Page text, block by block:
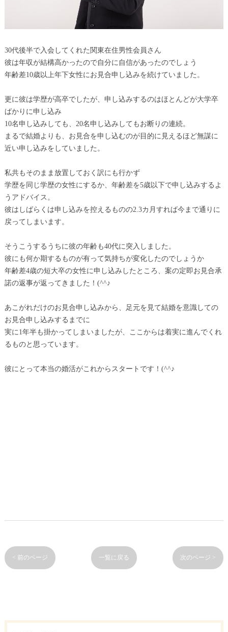
30代後半で入会してくれた関東在住男性会員さん
彼は年収が結構高かったので自分に自信があったのでしょう
年齢差10歳以上年下女性にお見合申し込みを続けていました。
更に彼は学歴が高卒でしたが、申し込みするのはほとんどが大学卒
ばかりに申し込み
10名申し込みしても、20名申し込みしてもお断りの連続。
まるで結婚よりも、お見合を申し込むのが目的に見えるほど無謀に
近い申し込みをしていました。
私共もそのまま放置しておく訳にも行かず
学歴を同じ学歴の女性にするか、年齢差を5歳以下で申し込みするよ
うアドバイス。
彼はしばらくは申し込みを控えるものの2.3カ月すれば今まで通りに
戻ってしまいます。
そうこうするうちに彼の年齢も40代に突入しました。
彼にも何か期するものが有って気持ちが変化したのでしょうか
年齢差4歳の短大卒の女性に申し込みしたところ、案の定即お見合承
諾の返事が返ってきました！(^^♪
あこがれだけのお見合申し込みから、足元を見て結婚を意識しての
お見合申し込みするまでに
実に1年半も掛かってしまいましたが、ここからは着実に進んでくれ
るものと思っています。
彼にとって本当の婚活がこれからスタートです！(^^♪
< 前のページ 一覧に戻る 次のページ >